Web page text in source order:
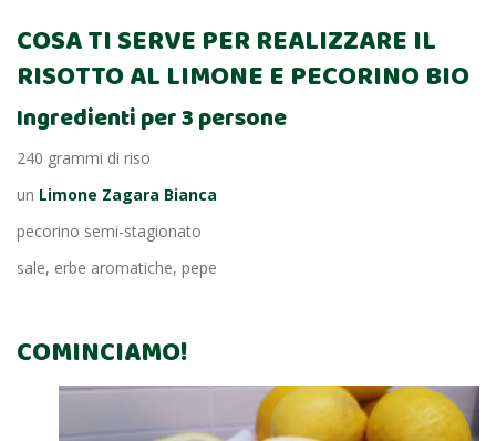
COSA TI SERVE PER REALIZZARE IL
RISOTTO AL LIMONE E PECORINO BIO
Ingredienti per 3 persone
240 grammi di riso
un Limone Zagara Bianca
pecorino semi-stagionato
sale, erbe aromatiche, pepe
COMINCIAMO!